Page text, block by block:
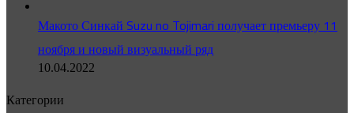
Макото Синкай Suzu no Tojimari получает премьеру 11
ноября и новый визуальный ряд
10.04.2022
Категории